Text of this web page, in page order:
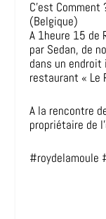
C’est
(Belgique)
A 1heure 15 de
par Sedan, de
dans un
restaurant « Le
A la rencontre
propriétaire de
#roydelamoule